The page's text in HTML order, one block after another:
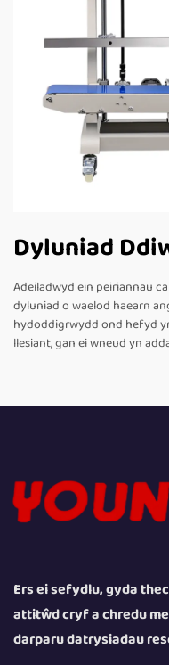
Dyluniad
Adeiladwyd ein peiriannau
dyluniad o waelod haearn
hydoddigrwydd ond hefyd
llesiant, gan ei wneud yn
Ers ei sefydlu, gyda
attitŵd cryf a chredu
darparu datrysiadau